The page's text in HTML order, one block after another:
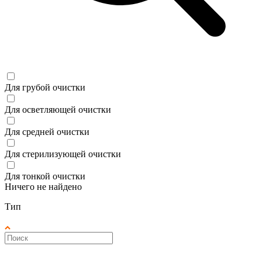
Для грубой очистки
Для осветляющей очистки
Для средней очистки
Для стерилизующей очистки
Для тонкой очистки
Ничего не найдено
Тип